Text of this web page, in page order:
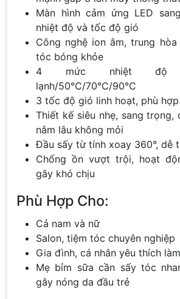
Màn hình cảm ứng LED
nhiệt độ và tốc độ gió
Công nghệ ion âm, trung
tóc bóng khỏe
4 mức nhiệt độ
lạnh/50°C/70°C/90°C
3 tốc độ gió linh hoạt, phù
Thiết kế siêu nhẹ, sang trọng,
nắm lâu không mỏi
Đầu sấy từ tính xoay 360°, dễ
Chống ồn vượt trội, hoạt
gây khó chịu
Phù Hợp Cho:
Cả nam và nữ
Salon, tiệm tóc chuyên nghiệp
Gia đình, cá nhân yêu thích
Mẹ bỉm sữa cần sấy tóc
gây nóng da đầu trẻ